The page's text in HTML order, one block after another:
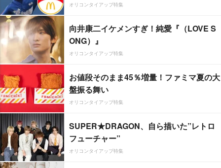
オリコンタイアップ特集
向井康二イケメンすぎ！純愛『（LOVE S
ONG）』
オリコンタイアップ特集
お値段そのまま45％増量！ファミマ夏の大
盤振る舞い
オリコンタイアップ特集
SUPER★DRAGON、自ら描いた”レトロ
フューチャー”
オリコンタイアップ特集